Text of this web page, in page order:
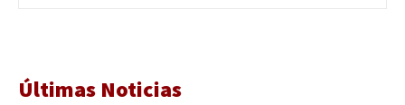
Últimas Noticias